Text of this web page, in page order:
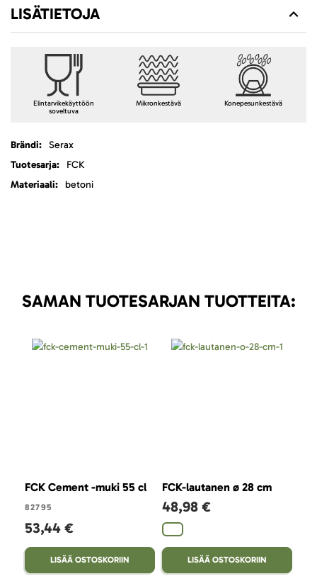
LISÄTIETOJA
Elintarvikekäyttöön
soveltuva
Mikronkestävä Konepesunkestävä
LisätietojaSerax
FCK
betoni
SAMAN TUOTESARJAN TUOTTEITA:
FCK Cement -muki 55 cl
82795
53,44 €
LISÄÄ OSTOSKORIIN
FCK-lautanen ø 28 cm
48,98 €
LISÄÄ OSTOSKORIIN